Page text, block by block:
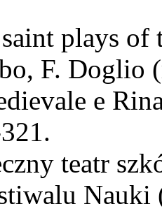
plays of
F. Doglio
e
teatr